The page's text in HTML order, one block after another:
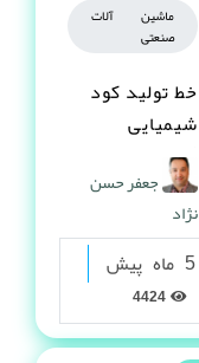
ماشین آلات
صنعتی
خط تولید کود
شیمیایی
گرانولی
جعفر حسن
نژاد
5 ماه پیش